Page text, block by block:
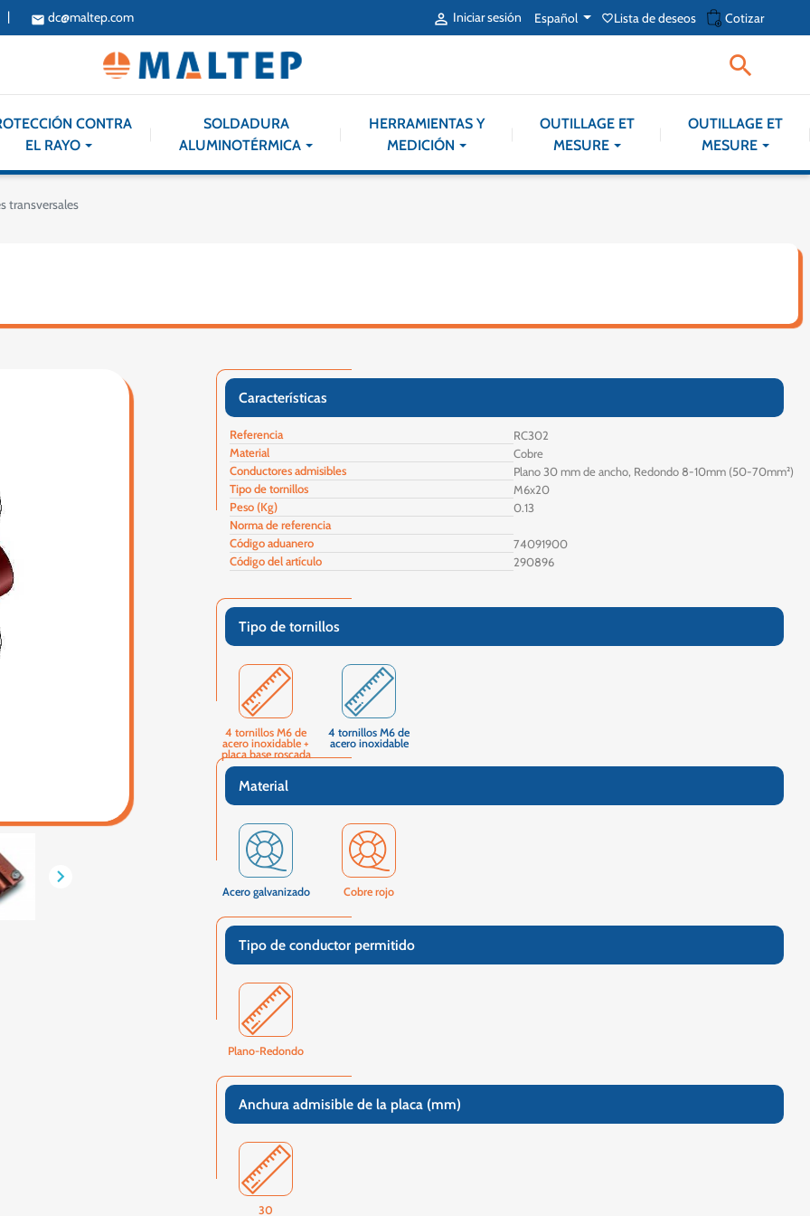
email dc@maltep.com  Iniciar sesión Español favorite_borderLista de deseos shopping_cart Cotizar

CONTRA
EL RAYO
SOLDADURA
ALUMINOTÉRMICA
HERRAMIENTAS Y
MEDICIÓN
OUTILLAGE ET
MESURE
OUTILLAGE ET
MESURE
transversales

Características
Referencia
RC302
Material
Cobre
Conductores admisibles
Plano 30 mm de ancho, Redondo 8-10mm (50-70mm²)
Tipo de tornillos
M6x20
Peso (Kg)
0.13
Norma de referencia
Código aduanero
74091900
Código del artículo
290896
Tipo de tornillos
4 tornillos M6 de
acero inoxidable +
placa base roscada
4 tornillos M6 de
acero inoxidable
Material
Acero galvanizado Cobre rojo
Tipo de conductor permitido
Plano-Redondo
Anchura admisible de la placa (mm)
30